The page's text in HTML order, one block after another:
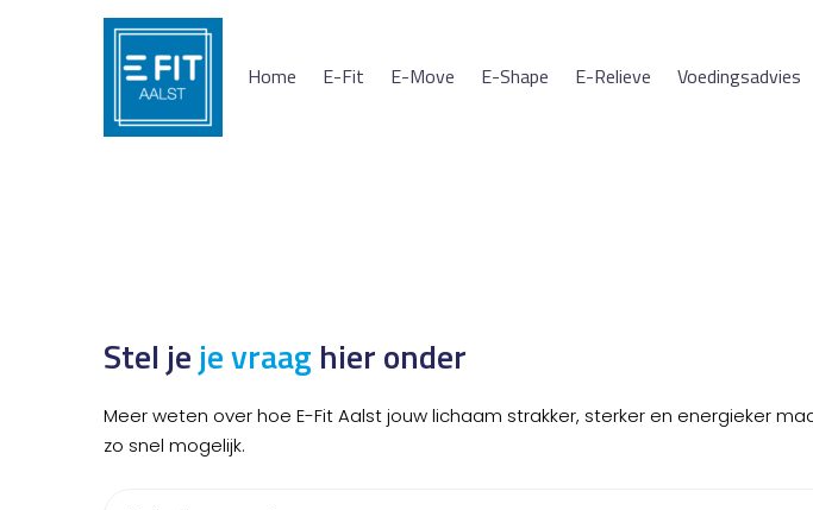
Home E-Fit E-Move E-Shape E-Relieve Voedingsadvies
Stel jeje vraag hier onder
Meer weten over hoe E-Fit Aalst jouw lichaam strakker, sterker en energieker
zo snel mogelijk.